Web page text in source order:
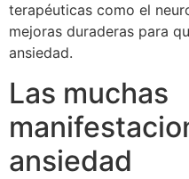
terapéuticas como el
mejoras duraderas para
ansiedad.
Las muchas
ansiedad